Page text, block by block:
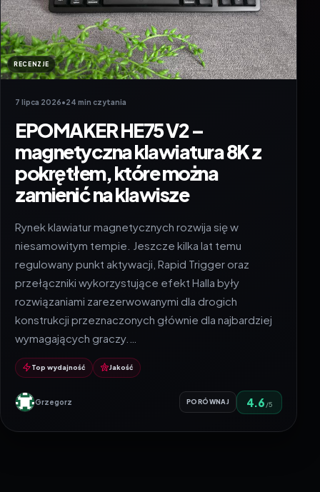
RECENZJE
7 lipca 2026•24 min czytania
EPOMAKER HE75 V2 –
magnetyczna klawiatura 8K z
pokrętłem, które można
zamienić na klawisze
Rynek klawiatur magnetycznych rozwija się w
niesamowitym tempie. Jeszcze kilka lat temu
regulowany punkt aktywacji, Rapid Trigger oraz
przełączniki wykorzystujące efekt Halla były
rozwiązaniami zarezerwowanymi dla drogich
konstrukcji przeznaczonych głównie dla najbardziej
wymagających graczy.…
Top wydajność Jakość
Grzegorz PORÓWNAJ 4.6 /5